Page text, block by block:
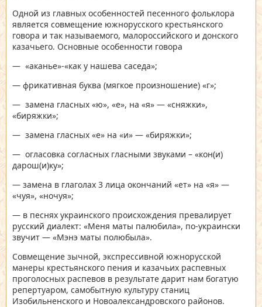
Одной из главных особенностей песенного фольклора
является совмещение южнорусского крестьянского
говора и так называемого, малороссийского и донского
казачьего. Основные особенности говора
— «аканье»-«как у нашева саседа»;
— фрикативная буква (мягкое произношение) «г»;
— замена гласных «ю», «е», на «я» — «сняжки»,
«биряжки»;
— замена гласных «е» на «и» — «биряжки»;
— огласовка согласных гласными звуками – «кон(и)
дарош(и)ку»;
— замена в глаголах 3 лица окончаний «ет» на «я» —
«чуя», «ночуя»;
— в песнях украинского происхождения превалирует
русский диалект: «Меня маты палюбила», по-украински
звучит — «Мэнэ маты полюбыла».
Совмещение зычной, экспрессивной южнорусской
манеры крестьянского пения и казачьих распевных
проголосных распевов в результате дарит нам богатую
репертуаром, самобытную культуру станиц
Изобильненского и Новоалександровского районов.